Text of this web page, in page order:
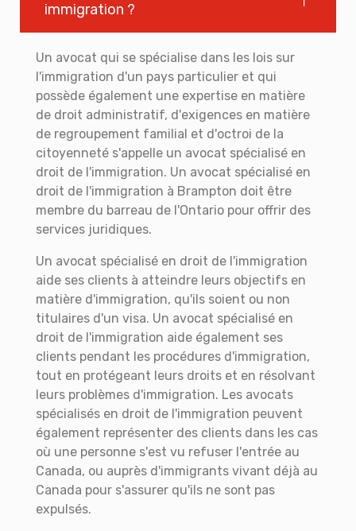
immigration ?
Un avocat qui se spécialise dans les lois sur
l'immigration d'un pays particulier et qui
possède également une expertise en matière
de droit administratif, d'exigences en matière
de regroupement familial et d'octroi de la
citoyenneté s'appelle un avocat spécialisé en
droit de l'immigration. Un avocat spécialisé en
droit de l'immigration à Brampton doit être
membre du barreau de l'Ontario pour offrir des
services juridiques.
Un avocat spécialisé en droit de l'immigration
aide ses clients à atteindre leurs objectifs en
matière d'immigration, qu'ils soient ou non
titulaires d'un visa. Un avocat spécialisé en
droit de l'immigration aide également ses
clients pendant les procédures d'immigration,
tout en protégeant leurs droits et en résolvant
leurs problèmes d'immigration. Les avocats
spécialisés en droit de l'immigration peuvent
également représenter des clients dans les cas
où une personne s'est vu refuser l'entrée au
Canada, ou auprès d'immigrants vivant déjà au
Canada pour s'assurer qu'ils ne sont pas
expulsés.